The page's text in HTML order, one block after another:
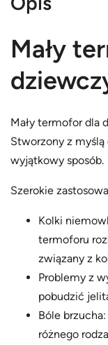
t
r
m
o
o
r
d
a
Mały
Mały termofor dla
Stworzony z
wyjątkowy sposób.
Szerokie
Kolki
termoforu
związany z
Problemy z
pobudzić
Bóle
różnego